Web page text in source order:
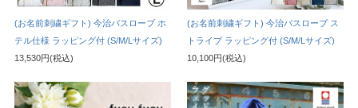
(お名前刺繍ギフト) 今治バスローブ ホ
テル仕様 ラッピング付 (S/M/Lサイズ)
13,530円(税込)
(お名前刺繍ギフト) 今治バスローブ ス
トライプ ラッピング付 (S/M/Lサイズ)
10,100円(税込)